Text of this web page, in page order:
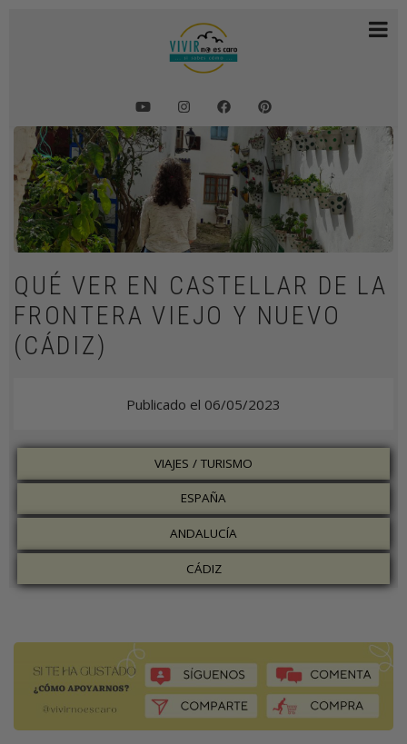
SOBRESCRIBIR
ENLACES
DE
AYUDA
A
LA
NAVEGACIÓN
QUÉ VER EN CASTELLAR DE LA
FRONTERA VIEJO Y NUEVO
(CÁDIZ)
Publicado el 06/05/2023
VIAJES / TURISMO
ESPAÑA
ANDALUCÍA
CÁDIZ